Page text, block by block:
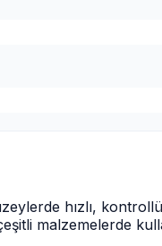
hızlı,
malzemelerde